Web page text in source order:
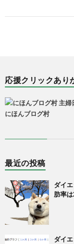
応援クリックあり
にほんブログ村
最近の投稿
ダイ
肪率
ダイ